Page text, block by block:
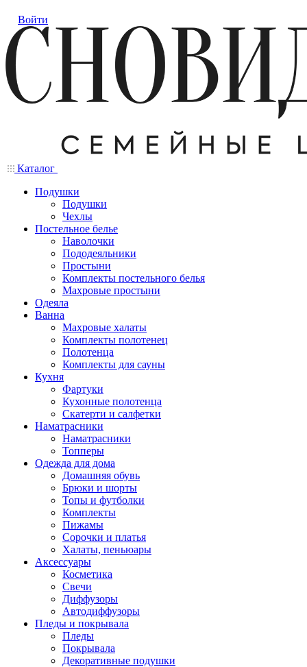
Войти
Каталог
Подушки
Подушки
Чехлы
Постельное белье
Наволочки
Пододеяльники
Простыни
Комплекты постельного белья
Махровые простыни
Одеяла
Ванна
Махровые халаты
Комплекты полотенец
Полотенца
Комплекты для сауны
Кухня
Фартуки
Кухонные полотенца
Скатерти и салфетки
Наматрасники
Наматрасники
Топперы
Одежда для дома
Домашняя обувь
Брюки и шорты
Топы и футболки
Комплекты
Пижамы
Сорочки и платья
Халаты, пеньюары
Аксессуары
Косметика
Свечи
Диффузоры
Автодиффузоры
Пледы и покрывала
Пледы
Покрывала
Декоративные подушки